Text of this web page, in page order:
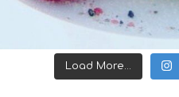
Load More...